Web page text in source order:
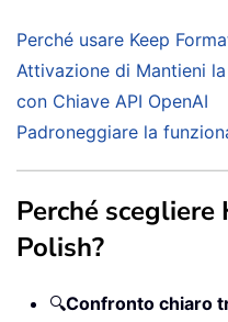
Perché usare Keep
Attivazione di Mantieni
con Chiave API OpenAI
Padroneggiare la
Perché scegliere
Polish?
🔍Confronto chiaro